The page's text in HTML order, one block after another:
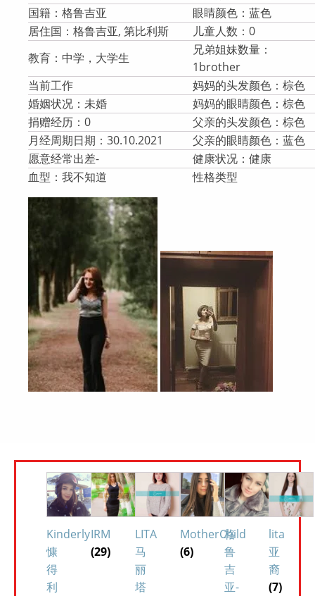
国籍：格鲁吉亚
眼睛颜色：蓝色
居住国：格鲁吉亚, 第比利斯
儿童人数：0
教育：中学，大学生
兄弟姐妹数量：
1brother
当前工作
妈妈的头发颜色：棕色
婚姻状况：未婚
妈妈的眼睛颜色：棕色
捐赠经历：0
父亲的头发颜色：棕色
月经周期日期：30.10.2021
父亲的眼睛颜色：蓝色
愿意经常出差-
健康状况：健康
血型：我不知道
性格类型
Kinderly
慷
得
利
IRM
(29)
LITA
马
丽
塔
MotherChild
(6)
格
鲁
吉
亚-
lita
亚
裔
(7)